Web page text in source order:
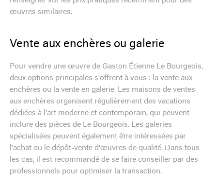
œuvres similaires.
Vente aux enchères ou galerie
Pour vendre une œuvre de Gaston Étienne Le Bourgeois,
deux options principales s'offrent à vous : la vente aux
enchères ou la vente en galerie. Les maisons de ventes
aux enchères organisent régulièrement des vacations
dédiées à l'art moderne et contemporain, qui peuvent
inclure des pièces de Le Bourgeois. Les galeries
spécialisées peuvent également être intéressées par
l'achat ou le dépôt-vente d'œuvres de qualité. Dans tous
les cas, il est recommandé de se faire conseiller par des
professionnels pour optimiser la transaction.